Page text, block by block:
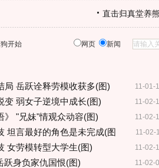
直击归真堂养
开始 网页 新闻
11-01-
局 岳跃诠释劳模收获多(图)
11-02-
变 弱女子逆境中成长(图)
11-02-
》 "兄妹"情观众动容(图)
11-02-
坦言最好的角色是未完成(图
11-02-
女劳模转型大学生(图)
11-02-
跃身负家仇国恨(图)